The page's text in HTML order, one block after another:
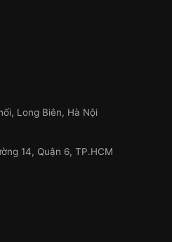
Long Biên, Hà Nội
14, Quận 6, TP.HCM